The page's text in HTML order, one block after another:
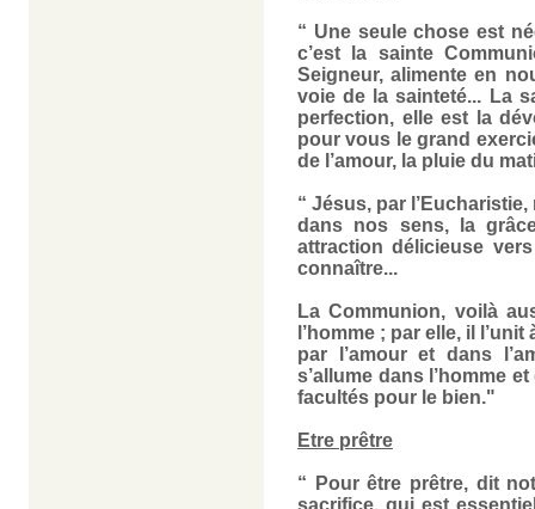
“ Une seule chose est
c’est la sainte
Seigneur, alimente en
voie de la sainteté... La
perfection, elle est la
pour vous le grand
de l’amour, la pluie du
“ Jésus, par
dans nos sens, la
attraction délicieuse
connaître...
La Communion, voilà
l’homme ; par elle, il
par l’amour et dans
s’allume dans l’homme
facultés pour le bien."
Etre prêtre
“ Pour être prêtre, dit
sacrifice, qui est